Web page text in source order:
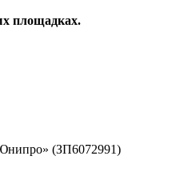
площадках.
(ЗП6072991)